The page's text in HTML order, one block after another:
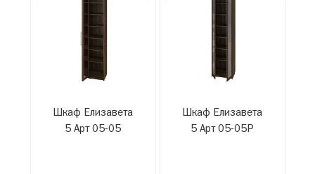
Шкаф Елизавета
5 Арт 05-05
Шкаф Елизавета
5 Арт 05-05Р